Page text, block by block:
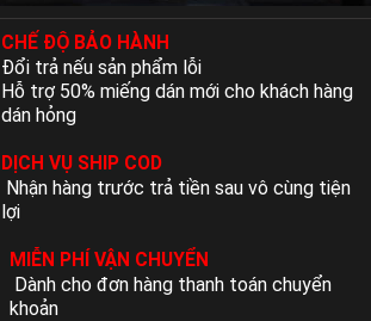
CHẾ ĐỘ BẢO HÀNH
Đổi trả nếu sản phẩm lỗi
Hỗ trợ 50% miếng dán mới cho khách hàng
dán hỏng
DỊCH VỤ SHIP COD
Nhận hàng trước trả tiền sau vô cùng tiện
lợi
MIỄN PHÍ VẬN CHUYỂN
Dành cho đơn hàng thanh toán chuyển
khoản